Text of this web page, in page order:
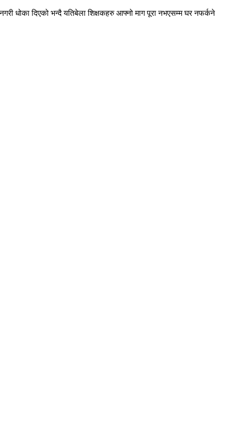
धोका दिएको भन्दै यतिबेला शिक्षकहरु आफ्नो माग पूरा नभएसम्म घर नफर्कने